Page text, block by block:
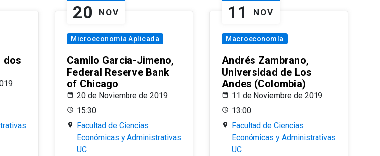
dos
20 NOV
Microeconomía Aplicada
Camilo Garcia-Jimeno,
Federal Reserve Bank
of Chicago
20 de Noviembre de 2019
15:30
Facultad de Ciencias
Económicas y Administrativas
UC
11 NOV
Macroeconomía
Andrés Zambrano,
Universidad de Los
Andes (Colombia)
11 de Noviembre de 2019
13:00
Facultad de Ciencias
Económicas y Administrativas
UC